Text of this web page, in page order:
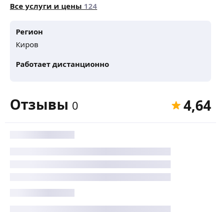
Все услуги и цены 124
Регион
Киров
Работает дистанционно
Отзывы 0 4,64